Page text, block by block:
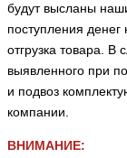
будут высланы
поступления
отгрузка товара. В
выявленного при
и подвоз
компании.
ВНИМАНИЕ: